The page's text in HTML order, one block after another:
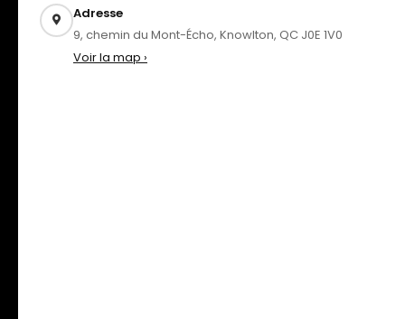
Adresse
9, chemin du Mont-Écho, Knowlton, QC J0E 1V0
Voir la map ›